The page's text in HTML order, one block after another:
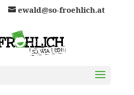
ewald@so-froehlich.at